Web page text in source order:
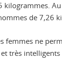
de 7,26
femmes ne
très